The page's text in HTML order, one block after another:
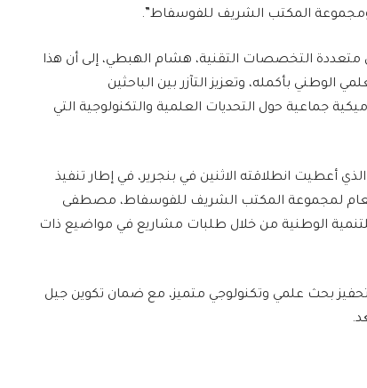
ومجموعة المكتب الشريف للفوسفاط”.
التخصصات التقنية، هشام الهبطي، إلى أن هذا
الوطني بأكمله، وتعزيز التآزر بين الباحثين
جماعية حول التحديات العلمية والتكنولوجية التي
الذي أعطيت انطلاقته الاثنين في بنجرير، في إطار تنفيذ
العام لمجموعة المكتب الشريف للفوسفاط، مصطفى
الوطنية من خلال طلبات مشاريع في مواضيع ذات
تحفيز بحث علمي وتكنولوجي متميز، مع ضمان تكوين جيل